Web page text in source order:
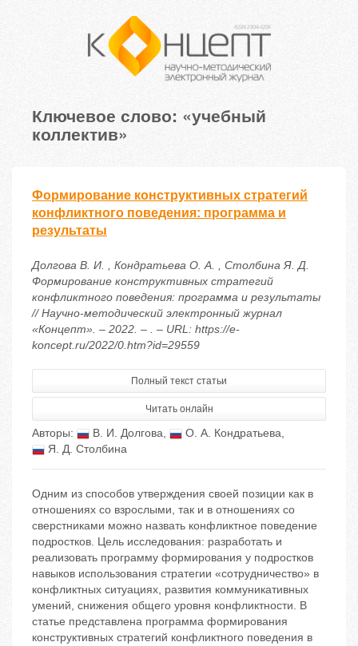
Ключевое слово: «учебный
коллектив»
Формирование конструктивных стратегий
конфликтного поведения: программа и
результаты
Долгова В. И. , Кондратьева О. А. , Столбина Я. Д.
Формирование конструктивных стратегий
конфликтного поведения: программа и результаты
// Научно-методический электронный журнал
«Концепт». – 2022. – . – URL: https://e-
koncept.ru/2022/0.htm?id=29559
Полный текст статьи
Читать онлайн
Авторы: В. И. Долгова, О. А. Кондратьева,
Я. Д. Столбина
Одним из способов утверждения своей позиции как в
отношениях со взрослыми, так и в отношениях со
сверстниками можно назвать конфликтное поведение
подростков. Цель исследования: разработать и
реализовать программу формирования у подростков
навыков использования стратегии «сотрудничество» в
конфликтных ситуациях, развития коммуникативных
умений, снижения общего уровня конфликтности. В
статье представлена программа формирования
конструктивных стратегий конфликтного поведения в